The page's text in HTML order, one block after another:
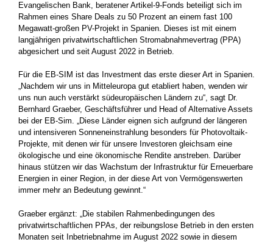
Evangelischen Bank, beratener Artikel-9-Fonds beteiligt sich im
Rahmen eines Share Deals zu 50 Prozent an einem fast 100
Megawatt-großen PV-Projekt in Spanien. Dieses ist mit einem
langjährigen privatwirtschaftlichen Stromabnahmevertrag (PPA)
abgesichert und seit August 2022 in Betrieb.
Für die EB-SIM ist das Investment das erste dieser Art in Spanien.
„Nachdem wir uns in Mitteleuropa gut etabliert haben, wenden wir
uns nun auch verstärkt südeuropäischen Ländern zu“, sagt Dr.
Bernhard Graeber, Geschäftsführer und Head of Alternative Assets
bei der EB-Sim. „Diese Länder eignen sich aufgrund der längeren
und intensiveren Sonneneinstrahlung besonders für Photovoltaik-
Projekte, mit denen wir für unsere Investoren gleichsam eine
ökologische und eine ökonomische Rendite anstreben. Darüber
hinaus stützen wir das Wachstum der Infrastruktur für Erneuerbare
Energien in einer Region, in der diese Art von Vermögenswerten
immer mehr an Bedeutung gewinnt.“
Graeber ergänzt: „Die stabilen Rahmenbedingungen des
privatwirtschaftlichen PPAs, der reibungslose Betrieb in den ersten
Monaten seit Inbetriebnahme im August 2022 sowie in diesem